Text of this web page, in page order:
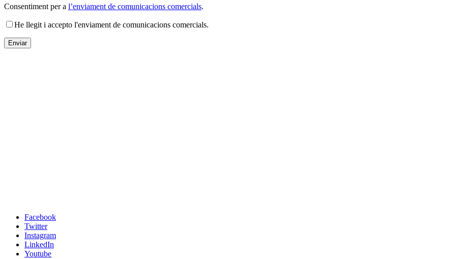
Consentiment per a l’enviament de comunicacions comercials.
He llegit i accepto l'enviament de comunicacions comercials.
Facebook
Twitter
Instagram
LinkedIn
Youtube